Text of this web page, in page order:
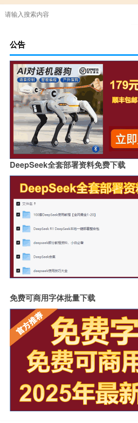
公告
DeepSeek全套部署资料免费下载
免费可商用字体批量下载